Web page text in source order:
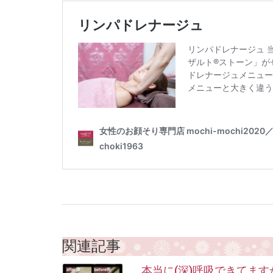
関連記事
本当に(深)呼吸できてます